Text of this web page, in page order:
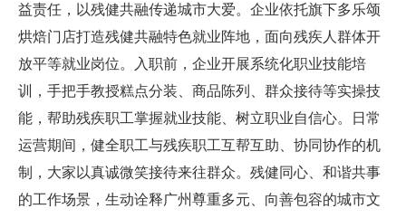
益责任，以残健共融传递城市大爱。企业依托旗下多乐颂
烘焙门店打造残健共融特色就业阵地，面向残疾人群体开
放平等就业岗位。入职前，企业开展系统化职业技能培
训，手把手教授糕点分装、商品陈列、群众接待等实操技
能，帮助残疾职工掌握就业技能、树立职业自信心。日常
运营期间，健全职工与残疾职工互帮互助、协同协作的机
制，大家以真诚微笑接待来往群众。残健同心、和谐共事
的工作场景，生动诠释广州尊重多元、向善包容的城市文